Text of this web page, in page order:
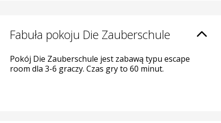
Fabuła pokoju Die Zauberschule
Pokój Die Zauberschule jest zabawą typu escape
room dla 3-6 graczy. Czas gry to 60 minut.